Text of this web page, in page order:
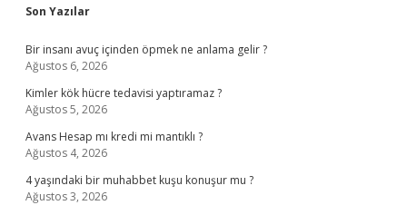
Sidebar
Son Yazılar
Bir insanı avuç içinden öpmek ne anlama gelir ?
Ağustos 6, 2026
Kimler kök hücre tedavisi yaptıramaz ?
Ağustos 5, 2026
Avans Hesap mı kredi mi mantıklı ?
Ağustos 4, 2026
4 yaşındaki bir muhabbet kuşu konuşur mu ?
Ağustos 3, 2026